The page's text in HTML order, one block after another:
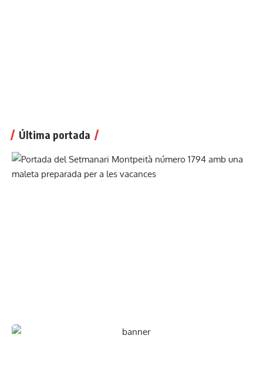
Última portada